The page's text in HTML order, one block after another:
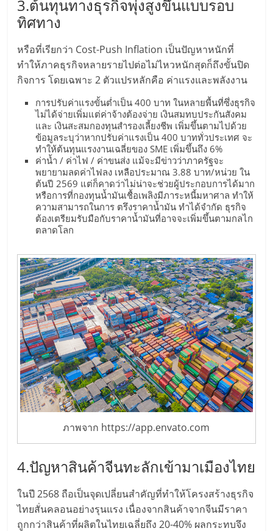
รน
ไชส์
ขาย
หน้า
บ้าน
ลงทุน
น้อย
คืน
ทุน
ไว,
ที่
ปรึกษา
การ
ลงทุน
และ
3.ต้นทุนทางธุรกิจพุ่งสูงขึ้นแบบรอบ
ทิศทาง
หรือที่เรียกว่า Cost-Push Inflation เป็นปัญหาหนักที่
ทำให้ภาคธุรกิจหลายรายไปต่อไม่ไหวหนักสุดก็ถึงขั้นปิด
กิจการ โดยเฉพาะ 2 ตัวแปรหลักคือ ค่าแรงและพลังงาน
การปรับค่าแรงขั้นต่ำเป็น 400 บาท ในหลายพื้นที่ซึ่งธุรกิจ
ไม่ได้จ่ายเพิ่มแต่ค่าจ้างต้องจ่าย เงินสมทบประกันสังคม
และ เงินสะสมกองทุนสำรองเลี้ยงชีพ เพิ่มขึ้นตามไปด้วย
ข้อมูลระบุว่าหากปรับค่าแรงเป็น 400 บาททั่วประเทศ จะ
ทำให้ต้นทุนแรงงานเฉลี่ยของ SME เพิ่มขึ้นถึง 6%
ค่าน้ำ / ค่าไฟ / ค่าขนส่ง แม้จะมีข่าวว่าภาครัฐจะ
พยายามลดค่าไฟลง เหลือประมาณ 3.88 บาท/หน่วย ใน
ต้นปี 2569 แต่ก็คาดว่าไม่น่าจะช่วยผู้ประกอบการได้มาก
หรือการที่กองทุนน้ำมันเชื้อเพลิงมีภาระหนี้มหาศาล ทำให้
ความสามารถในการ ตรึงราคาน้ำมัน ทำได้จำกัด ธุรกิจ
ต้องเตรียมรับมือกับราคาน้ำมันที่อาจจะเพิ่มขึ้นตามกลไก
ตลาดโลก
ภาพจาก https://app.envato.com
4.ปัญหาสินค้าจีนทะลักเข้ามาเมืองไทย
ในปี 2568 ถือเป็นจุดเปลี่ยนสำคัญที่ทำให้โครงสร้างธุรกิจ
ไทยสั่นคลอนอย่างรุนแรง เนื่องจากสินค้าจากจีนมีราคา
ถูกกว่าสินค้าที่ผลิตในไทยเฉลี่ยถึง 20-40% ผลกระทบจึง